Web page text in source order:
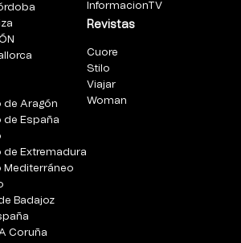
de Aragón
de España
de Extremadura
Mediterráneo
Badajoz
Coruña
InformacionTV
Revistas
Cuore
Stilo
Viajar
Woman